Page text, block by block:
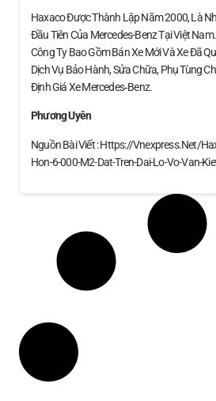
Haxaco Được Thành Lập Năm 2000, Là
Đầu Tiên Của Mercedes-Benz Tại Việt
Công Ty Bao Gồm Bán Xe Mới Và Xe Đã
Dịch Vụ Bảo Hành, Sửa Chữa, Phụ Tùng
Định Giá Xe Mercedes‑Benz.
Phương Uyên
Nguồn Bài Viết : Https://vnexpress.net/
Hon-6-000-M2-Dat-Tren-Dai-Lo-Vo-Van-